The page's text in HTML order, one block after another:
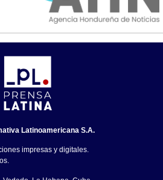
Latinoamericana S.A.
impresas y digitales.